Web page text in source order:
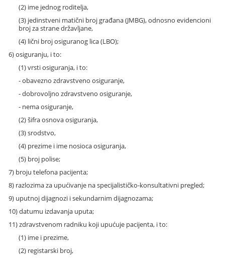
(2) ime jednog roditelja,
(3) jedinstveni matični broj građana (JMBG), odnosno evidencioni
broj za strane državljane,
(4) lični broj osiguranog lica (LBO);
6) osiguranju, i to:
(1) vrsti osiguranja, i to:
- obavezno zdravstveno osiguranje,
- dobrovoljno zdravstveno osiguranje,
- nema osiguranje,
(2) šifra osnova osiguranja,
(3) srodstvo,
(4) prezime i ime nosioca osiguranja,
(5) broj polise;
7) broju telefona pacijenta;
8) razlozima za upućivanje na specijalističko-konsultativni pregled;
9) uputnoj dijagnozi i sekundarnim dijagnozama;
10) datumu izdavanja uputa;
11) zdravstvenom radniku koji upućuje pacijenta, i to:
(1) ime i prezime,
(2) registarski broj,